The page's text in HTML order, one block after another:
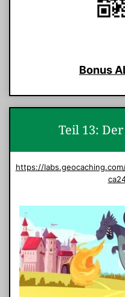
Bonus
Teil 13:
https://